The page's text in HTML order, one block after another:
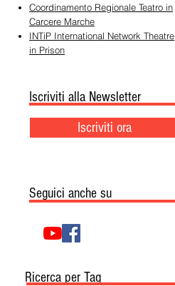
Coordinamento Regionale Teatro in
Carcere Marche
INTiP International Network Theatre
in Prison
Iscriviti alla Newsletter
Iscriviti ora
Seguici anche su
Ricerca per Tag